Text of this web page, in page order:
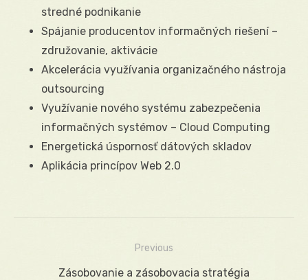
stredné podnikanie
Spájanie producentov informačných riešení –
združovanie, aktivácie
Akcelerácia využívania organizačného nástroja
outsourcing
Využívanie nového systému zabezpečenia
informačných systémov – Cloud Computing
Energetická úspornosť dátových skladov
Aplikácia princípov Web 2.0
Navigácia
Previous
Previous
Zásobovanie a zásobovacia stratégia